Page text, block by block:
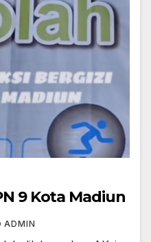
9 Kota Madiun
ADMIN